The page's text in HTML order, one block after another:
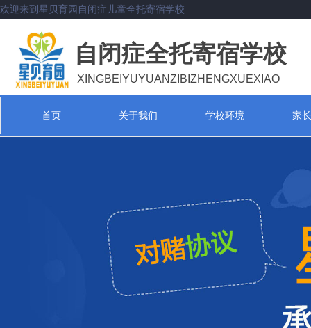
自闭症全托寄宿学校
XINGBEIYUYUANZIBIZHENGXUEXIAO
欢迎来到星贝育园自闭症儿童全托寄宿学校
首页 关于我们 学校环境 家